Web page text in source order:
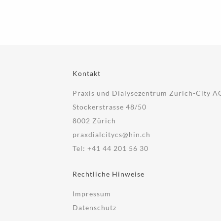
Kontakt
Praxis und Dialysezentrum Zürich-City
Stockerstrasse 48/50
8002 Zürich
praxdialcitycs@hin.ch
Tel: +41 44 201 56 30
Rechtliche Hinweise
Impressum
Datenschutz